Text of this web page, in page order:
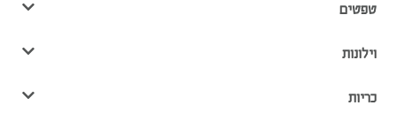
טפטים
וילונות
כריות